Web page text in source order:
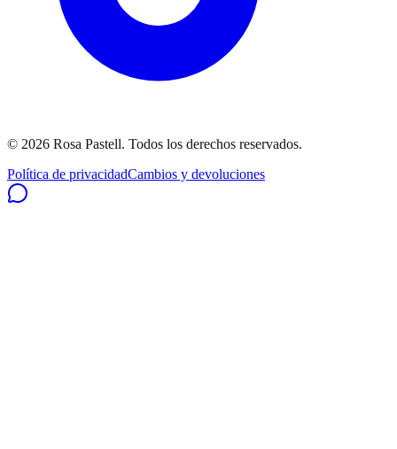
© 2026 Rosa Pastell. Todos los derechos reservados.
Política de privacidadCambios y devoluciones